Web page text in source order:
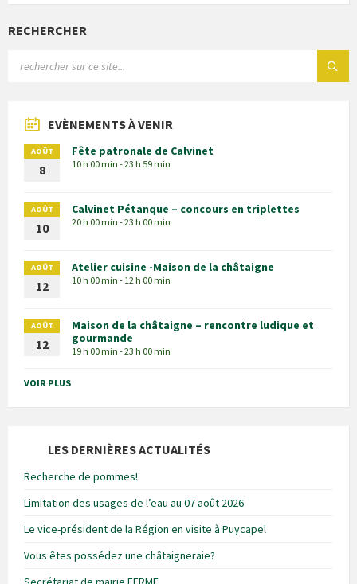
RECHERCHER
EVÈNEMENTS À VENIR
AOÛT
8
Fête patronale de Calvinet
10 h 00 min - 23 h 59 min
AOÛT
10
Calvinet Pétanque – concours en triplettes
20 h 00 min - 23 h 00 min
AOÛT
12
Atelier cuisine -Maison de la châtaigne
10 h 00 min - 12 h 00 min
AOÛT
12
Maison de la châtaigne – rencontre ludique et
gourmande
19 h 00 min - 23 h 00 min
VOIR PLUS
LES DERNIÈRES ACTUALITÉS
Recherche de pommes!
Limitation des usages de l’eau au 07 août 2026
Le vice-président de la Région en visite à Puycapel
Vous êtes possédez une châtaigneraie?